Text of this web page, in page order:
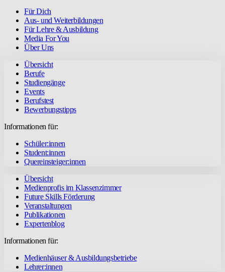
Für Dich
Aus- und Weiterbildungen
Für Lehre & Ausbildung
Media For You
Über Uns
Übersicht
Berufe
Studiengänge
Events
Berufstest
Bewerbungstipps
Informationen für:
Schüler:innen
Student:innen
Quereinsteiger:innen
Übersicht
Medienprofis im Klassenzimmer
Future Skills Förderung
Veranstaltungen
Publikationen
Expertenblog
Informationen für:
Medienhäuser & Ausbildungsbetriebe
Lehrer:innen